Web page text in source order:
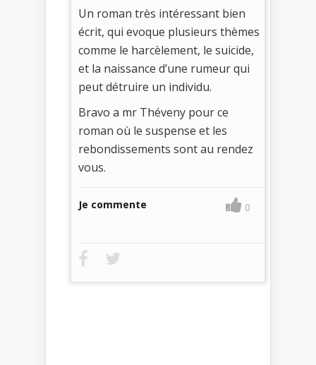
Un roman très intéressant bien
écrit, qui evoque plusieurs thèmes
comme le harcèlement, le suicide,
et la naissance d’une rumeur qui
peut détruire un individu.
Bravo a mr Théveny pour ce
roman où le suspense et les
rebondissements sont au rendez
vous.
Je commente 0